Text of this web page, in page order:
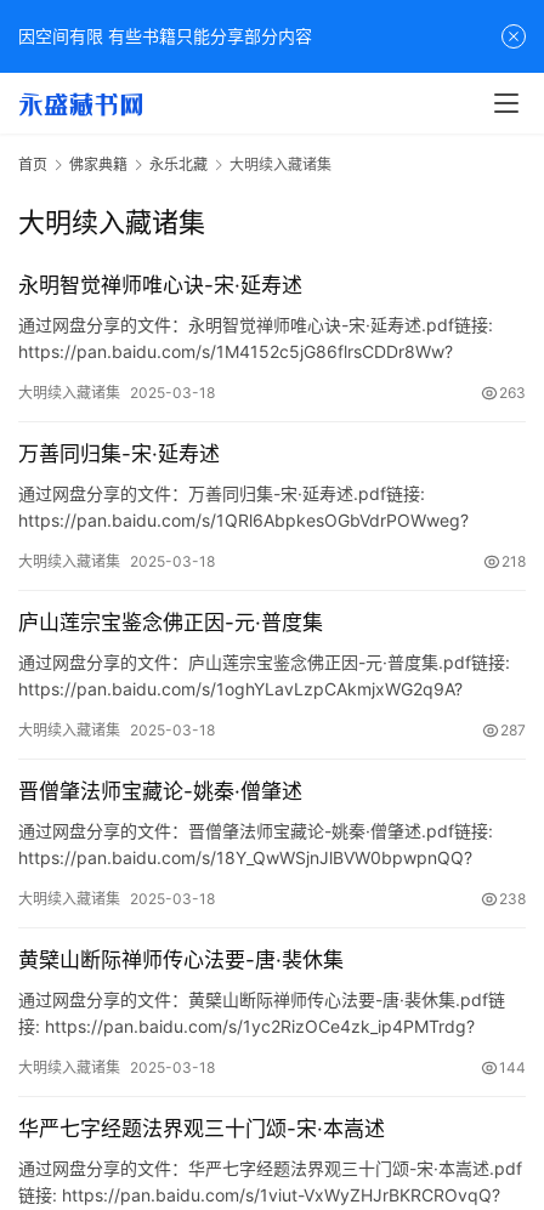
佛
典
籍
道
典
首页 佛家典籍 永乐北藏 大明续入藏诸集
大明续入藏诸集
永明智觉禅师唯心诀-宋·延寿述
通过网盘分享的文件：永明智觉禅师唯心诀-宋·延寿述.pdf链接:
https://pan.baidu.com/s/1M4152c5jG86flrsCDDr8Ww?
大明续入藏诸集 2025-03-18 263
万善同归集-宋·延寿述
通过网盘分享的文件：万善同归集-宋·延寿述.pdf链接:
https://pan.baidu.com/s/1QRl6AbpkesOGbVdrPOWweg?
大明续入藏诸集 2025-03-18 218
庐山莲宗宝鉴念佛正因-元·普度集
通过网盘分享的文件：庐山莲宗宝鉴念佛正因-元·普度集.pdf链接:
https://pan.baidu.com/s/1oghYLavLzpCAkmjxWG2q9A?
大明续入藏诸集 2025-03-18 287
晋僧肇法师宝藏论-姚秦·僧肇述
通过网盘分享的文件：晋僧肇法师宝藏论-姚秦·僧肇述.pdf链接:
https://pan.baidu.com/s/18Y_QwWSjnJlBVW0bpwpnQQ?
大明续入藏诸集 2025-03-18 238
黄檗山断际禅师传心法要-唐·裴休集
通过网盘分享的文件：黄檗山断际禅师传心法要-唐·裴休集.pdf链
接: https://pan.baidu.com/s/1yc2RizOCe4zk_ip4PMTrdg?
大明续入藏诸集 2025-03-18 144
华严七字经题法界观三十门颂-宋·本嵩述
通过网盘分享的文件：华严七字经题法界观三十门颂-宋·本嵩述.pdf
链接: https://pan.baidu.com/s/1viut-VxWyZHJrBKRCROvqQ?
因空间有限 有些书籍只能分享部分内容